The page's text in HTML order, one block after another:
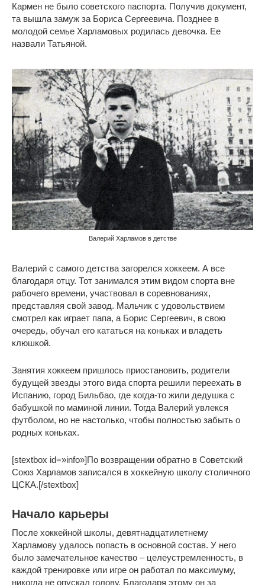
Кармен не было советского паспорта. Получив документ,
та вышла замуж за Бориса Сергеевича. Позднее в
молодой семье Харламовых родилась девочка. Ее
назвали Татьяной.
Валерий Харламов в детстве
Валерий с самого детства загорелся хоккеем. А все
благодаря отцу. Тот занимался этим видом спорта вне
рабочего времени, участвовал в соревнованиях,
представляя свой завод. Мальчик с удовольствием
смотрел как играет папа, а Борис Сергеевич, в свою
очередь, обучал его кататься на коньках и владеть
клюшкой.
Занятия хоккеем пришлось приостановить, родители
будущей звезды этого вида спорта решили переехать в
Испанию, город Бильбао, где когда-то жили дедушка с
бабушкой по маминой линии. Тогда Валерий увлекся
футболом, но не настолько, чтобы полностью забыть о
родных коньках.
[stextbox id=»info»]По возвращении обратно в Советский
Союз Харламов записался в хоккейную школу столичного
ЦСКА.[/stextbox]
Начало карьеры
После хоккейной школы, девятнадцатилетнему
Харламову удалось попасть в основной состав. У него
было замечательное качество – целеустремленность, в
каждой тренировке или игре он работал по максимуму,
никогда не опускал голову. Благодаря этому он за